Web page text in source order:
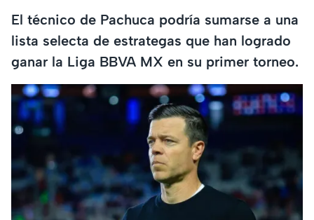
El técnico de Pachuca podría sumarse a una
lista selecta de estrategas que han logrado
ganar la Liga BBVA MX en su primer torneo.